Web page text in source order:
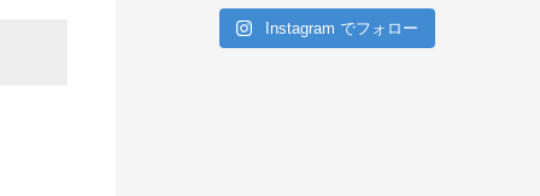
Instagram でフォロー